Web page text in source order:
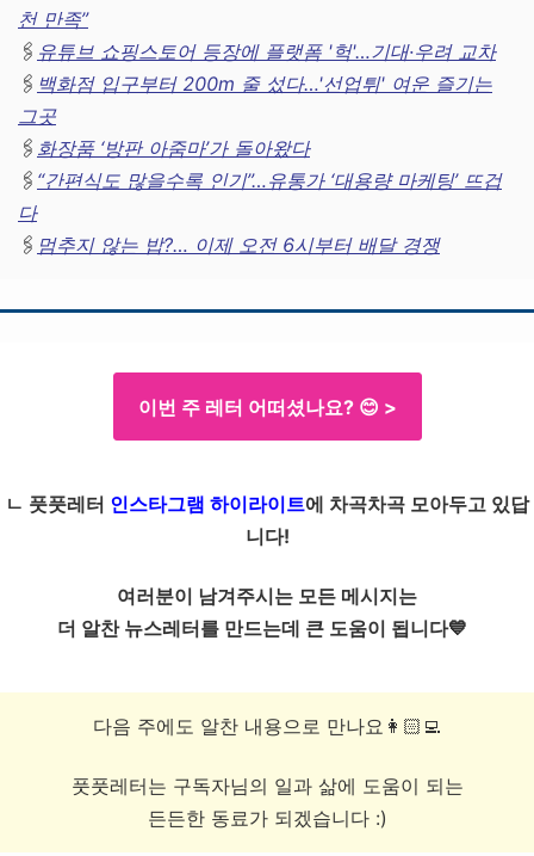
천 만족”
🖇️ 유튜브 쇼핑스토어 등장에 플랫폼 '헉'…기대·우려 교차
🖇️ 백화점 입구부터 200m 줄 섰다…'선업튀' 여운 즐기는
그곳
🖇️ 화장품 ‘방판 아줌마’가 돌아왔다
🖇️ “간편식도 많을수록 인기”…유통가 ‘대용량 마케팅’ 뜨겁
다
🖇️ 멈추지 않는 밥?… 이제 오전 6시부터 배달 경쟁
이번 주 레터 어떠셨나요? 😊 >
ㄴ 풋풋레터 인스타그램 하이라이트에 차곡차곡 모아두고 있답
니다!
여러분이 남겨주시는 모든 메시지는
더 알찬 뉴스레터를 만드는데 큰 도움이 됩니다💙
다음 주에도 알찬 내용으로 만나요👩🏻‍💻
풋풋레터는 구독자님의 일과 삶에 도움이 되는
든든한 동료가 되겠습니다 :)